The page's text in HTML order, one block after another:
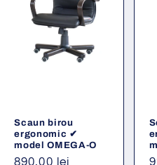
Scaun birou
ergonomic ✔
model OMEGA-O